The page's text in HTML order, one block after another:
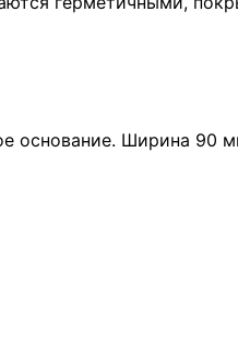
основание. Ширина 90